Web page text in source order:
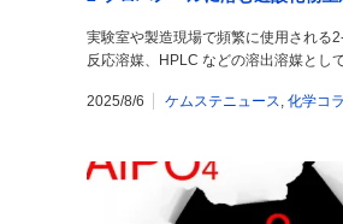
実験室や製造現場で頻繁に使用される
反応溶媒、HPLC などの溶出溶媒とし
2025/8/6 ケムステニュース, 化学コ